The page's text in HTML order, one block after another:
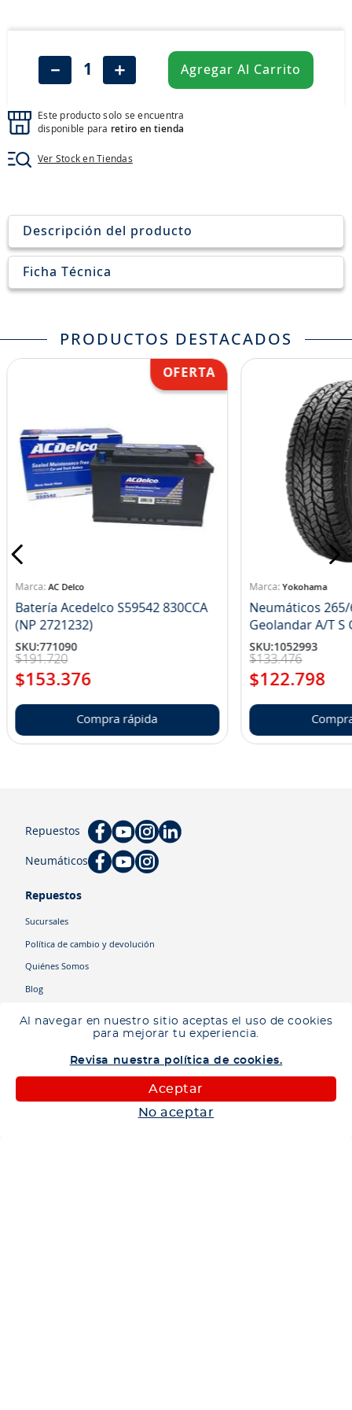
Al navegar en nuestro sitio aceptas el uso de cookies
para mejorar tu experiencia.
Revisa nuestra política de cookies.
Aceptar
No aceptar
＋
－ Agregar Al Carrito
Este producto solo se encuentra
disponible para retiro en tienda
Ver Stock en Tiendas
Ingresa tu ubicación para ver los productos disponibles en tu zona
Descripción del producto
Ficha Técnica
PRODUCTOS DESTACADOS
AC Delco
Batería Acedelco S59542 830CCA
(NP 2721232)
SKU:771090
$191.720
$153.376
Compra rápida
Yokohama
Neumáticos 265/
SKU:1052993
$133.476
$122.798
Repuestos
Neumáticos
Repuestos
Sucursales
Política de cambio y devolución
Quiénes Somos
Blog
john deere